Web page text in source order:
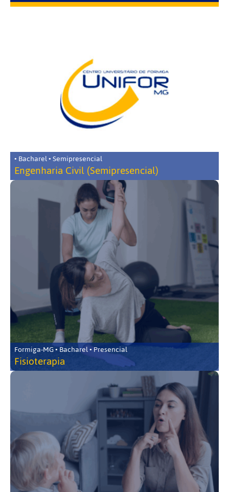
• Bacharel • Semipresencial
Engenharia Civil (Semipresencial)
Formiga-MG • Bacharel • Presencial
Fisioterapia